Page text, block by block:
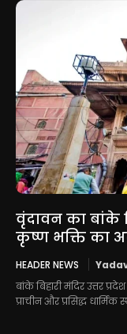
वृंदावन का बांके
कृष्ण भक्ति का
HEADER NEWS
बांके बिहारी मंदिर उत्तर
प्राचीन और प्रसिद्ध